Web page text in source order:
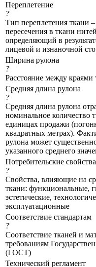
Переплетение
?
Тип переплетения ткани
пересечения в ткани
определяющий в
лицевой и изнаночной
Ширина рулона
?
Расстояние между краями
Средняя длина рулона
?
Средняя длина рулона
номинальное количество
единицах продажи
квадратных метрах).
рулона может
указанного среднего
Потребительские свойства
?
Свойства, влияющие на
ткани: функциональные,
эстетические,
эксплуатационные
Соответствие стандартам
?
Соответствие тканей и
требованиям
(ГОСТ)
Технический регламент